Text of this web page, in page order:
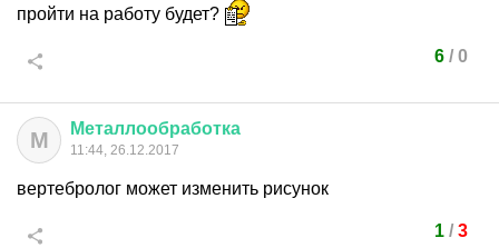
пройти на работу будет?
6/ 0
М Металлообработка
11:44, 26.12.2017
вертебролог может изменить рисунок
1/ 3